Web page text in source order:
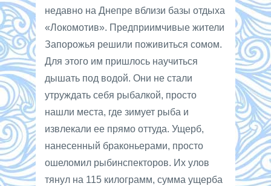
недавно на Днепре вблизи базы отдыха
«Локомотив». Предприимчивые жители
Запорожья решили поживиться сомом.
Для этого им пришлось научиться
дышать под водой. Они не стали
утруждать себя рыбалкой, просто
нашли места, где зимует рыба и
извлекали ее прямо оттуда. Ущерб,
нанесенный браконьерами, просто
ошеломил рыбинспекторов. Их улов
тянул на 115 килограмм, сумма ущерба